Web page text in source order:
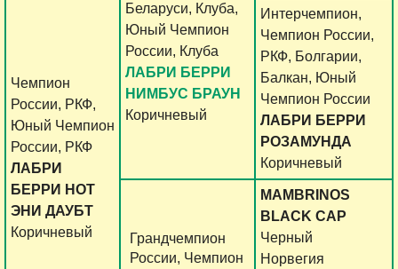
Чемпион
России, РКФ,
Юный Чемпион
России, РКФ
ЛАБРИ
БЕРРИ НОТ
ЭНИ ДАУБТ
Коричневый
Беларуси, Клуба,
Юный Чемпион
России, Клуба
ЛАБРИ БЕРРИ
НИМБУС БРАУН
Коричневый
Интерчемпион,
Чемпион России,
РКФ, Болгарии,
Балкан, Юный
Чемпион России
ЛАБРИ БЕРРИ
РОЗАМУНДА
Коричневый
Грандчемпион
России, Чемпион
MAMBRINOS
BLACK CAP
Черный
Норвегия